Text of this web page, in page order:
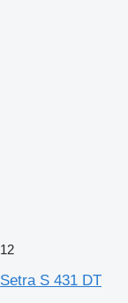
12
Setra S 431 DT